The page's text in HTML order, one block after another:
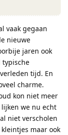
vaak gegaan
nieuwe
jaren ook
typische
tijd. En
charme.
kon niet meer
we nu echt
niet verscholen
maar ook